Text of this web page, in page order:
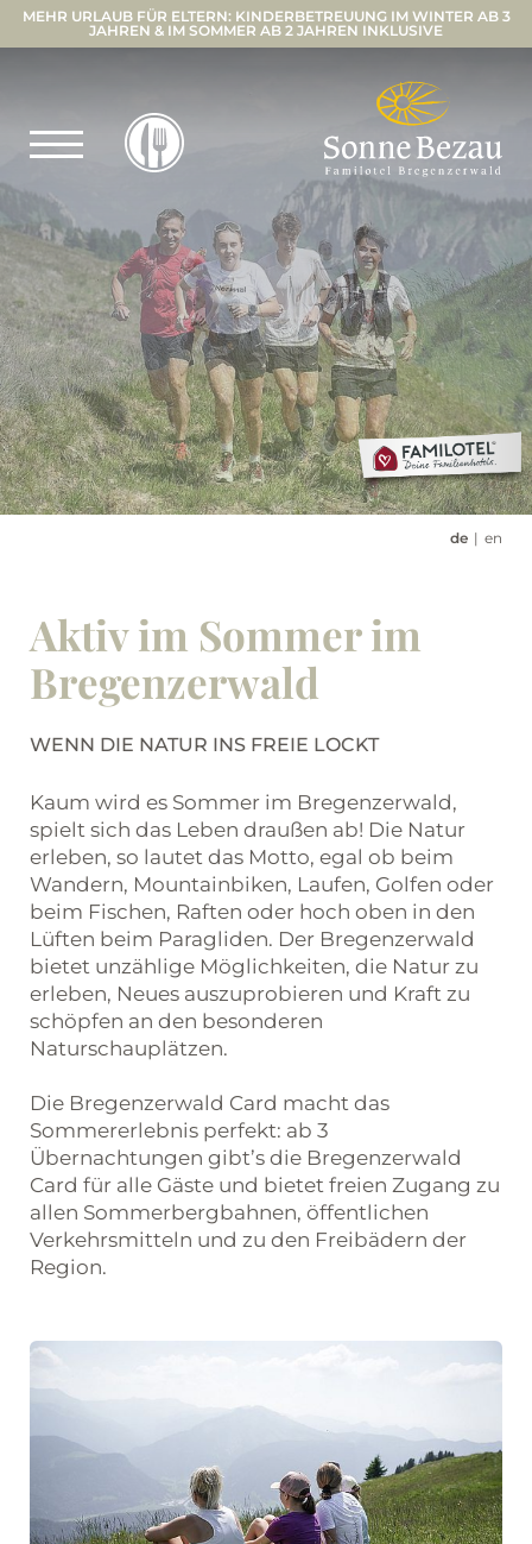
MEHR URLAUB FÜR ELTERN: KINDERBETREUUNG IM WINTER AB 3
JAHREN & IM SOMMER AB 2 JAHREN INKLUSIVE
de en
Aktiv im Sommer im
Bregenzerwald
WENN DIE NATUR INS FREIE LOCKT
Kaum wird es Sommer im Bregenzerwald,
spielt sich das Leben draußen ab! Die Natur
erleben, so lautet das Motto, egal ob beim
Wandern, Mountainbiken, Laufen, Golfen oder
beim Fischen, Raften oder hoch oben in den
Lüften beim Paragliden. Der Bregenzerwald
bietet unzählige Möglichkeiten, die Natur zu
erleben, Neues auszuprobieren und Kraft zu
schöpfen an den besonderen
Naturschauplätzen.
Die Bregenzerwald Card macht das
Sommererlebnis perfekt: ab 3
Übernachtungen gibt’s die Bregenzerwald
Card für alle Gäste und bietet freien Zugang zu
allen Sommerbergbahnen, öffentlichen
Verkehrsmitteln und zu den Freibädern der
Region.